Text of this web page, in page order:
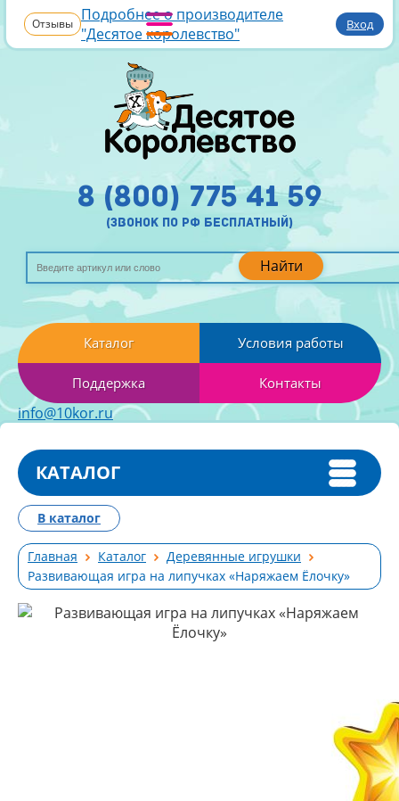
Отзывы Подробнее о производителе
"Десятое королевство"
Вход
Найти
8 (800) 775 41 59
(звонок по рф бесплатный)
Каталог Условия работы
Поддержка Контакты
info@10kor.ru
КАТАЛОГ
Главная Каталог
Деревянные игрушки
Развивающая игра на липучках «Наряжаем Ёлочку»
В каталог